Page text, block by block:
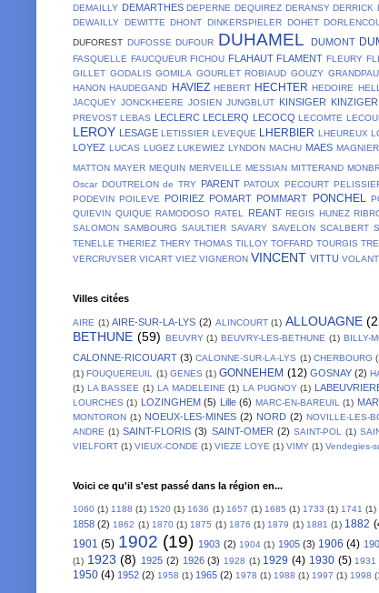
DEMAILLY DEMARTHES DEPERNE DEQUIREZ DERANSY DERRICK
DEWAILLY DEWITTE DHONT DINKERSPIELER DOHET
DUFOREST DUFOSSE DUFOUR DUHAMEL DUMONT
FASQUELLE FAUCQUEUR FICHOU FLAHAUT FLAMENT FLEURY
GILLET GODALIS GOMILA GOURLET ROBIAUD GOUZY
HANON HAUDEGAND HAVIEZ HEBERT HECHTER HEDOIRE
JACQUEY JONCKHEERE JOSIEN JUNGBLUT KINSIGER KINZIGER
PREVOST LEBAS LECLERC LECLERQ LECOCQ LECOMTE
LEROY LESAGE LETISSIER LEVEQUE LHERBIER LHEUREUX
LOYEZ LUCAS LUGEZ LUKEWIEZ LYNDON MACHU MAES MAGNIER
MATTON MAYER MEQUIN MERVEILLE MESSIAN MITTERAND
Oscar DOUTRELON de TRY PARENT PATOUX PECOURT
PODEVIN POILEVE POIRIEZ POMART POMMART PONCHEL
QUIEVIN QUIQUE RAMODOSO RATEL REANT REGIS HUNEZ
SALOMON SAMBOURG SAULTIER SAVARY SAVELON SCALBERT
TENELLE THERIEZ THERY THOMAS TILLOY TOFFARD TOURGIS
VERCRUYSER VICART VIEZ VIGNERON VINCENT VITTU VOLANT
Villes citées
AIRE (1) AIRE-SUR-LA-LYS (2) ALINCOURT (1) ALLOUAGNE
BETHUNE (59) BEUVRY (1) BEUVRY-LES-BETHUNE (1) BILLY-
CALONNE-RICOUART (3) CALONNE-SUR-LA-LYS (1) CHERBOURG
(1) FOUQUEREUIL (1) GENES (1) GONNEHEM (12) GOSNAY (2)
(1) LA BASSEE (1) LA MADELEINE (1) LA PUGNOY (1)
LOURCHES (1) LOZINGHEM (5) Lille (6) MARC-EN-BAREUIL (1)
MONTORON (1) NOEUX-LES-MINES (2) NORD (2) NOVILLE-LES-
ANDRE (1) SAINT-FLORIS (3) SAINT-OMER (2) SAINT-POL (1)
VIELFORT (1) VIEUX-CONDE (1) VIEZE LOYE (1) VIMY (1) Vendegies-
Voici ce qu'il s'est passé dans la région en...
1060 (1) 1188 (1) 1520 (1) 1636 (1) 1657 (1) 1685 (1) 1733 (1) 1741 (1)
1858 (2) 1862 (1) 1870 (1) 1875 (1) 1876 (1) 1879 (1) 1881 (1) 1882
1901 (5) 1902 (19) 1903 (2) 1904 (1) 1905 (3) 1906 (4)
(1) 1923 (8) 1925 (2) 1926 (3) 1928 (1) 1929 (4) 1930 (5) 1931
1950 (4) 1952 (2) 1958 (1) 1965 (2) 1978 (1) 1988 (1) 1997 (1) 1998